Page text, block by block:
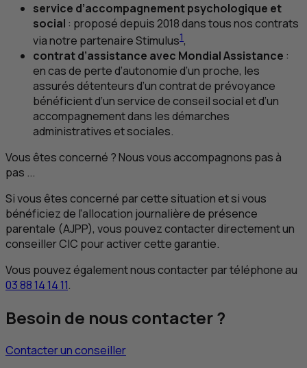
service d’accompagnement psychologique et
social : proposé depuis 2018 dans tous nos contrats
via notre partenaireStimulus1,
contrat d’assistance avec Mondial Assistance :
en cas de perte d’autonomie d’un proche, les
assurés détenteurs d’un contrat de prévoyance
bénéficient d’un service de conseil social et d’un
accompagnement dans les démarches
administratives et sociales.
Vous êtes concerné ? Nous vous accompagnons pas à
pas ...
Si vous êtes concerné par cette situation et si vous
bénéficiez de l’allocation journalière de présence
parentale (AJPP), vous pouvez contacter directement un
conseillerCIC pour activer cette garantie.
Vous pouvez également nous contacter par téléphone au
03 88 14 14 11.
Besoin de nous contacter ?
Contacter un conseiller